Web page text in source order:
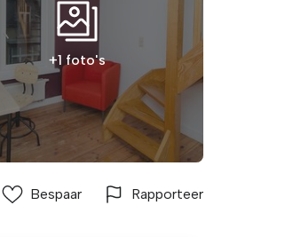
+1 foto's
Bespaar Rapporteer